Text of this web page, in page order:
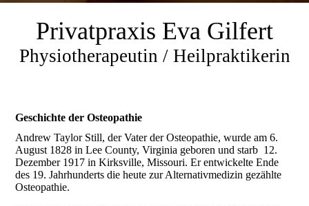
Privatpraxis Eva Gilfert
Physiotherapeutin / Heilpraktikerin
Geschichte der Osteopathie
Andrew Taylor Still, der Vater der Osteopathie, wurde am 6.
August 1828 in Lee County, Virginia geboren und starb 12.
Dezember 1917 in Kirksville, Missouri. Er entwickelte Ende
des 19. Jahrhunderts die heute zur Alternativmedizin gezählte
Osteopathie.